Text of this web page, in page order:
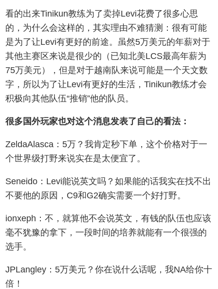
看的出来Tinikun教练为了卖掉Levi花费了很多心思
的，为什么会这样的，其实理由不难猜测：很有可能
是为了让Levi有更好的前途。虽然5万美元的年薪对于
其他主赛区来说是很少的（已知北美LCS最高年薪为
75万美元），但是对于越南队来说可能是一个天文数
字，所以为了让Levi有更好的生活，Tinikun教练才会
积极向其他队伍“推销”他的队员。
很多国外玩家也对这个消息发表了自己的看法：
ZeldaAlasca：5万？我肯定秒下单，这个价格对于一
个世界级打野来说实在是太便宜了。
Seneido：Levi能说英文吗？如果能的话我实在找不出
不要他的原因，C9和G2确实需要一个好打野。
ionxeph：不，就算他不会说英文，有钱的队伍也应该
毫不犹豫的拿下，一段时间的培养就能有一个很强的
选手。
JPLangley：5万美元？你在说什么话呢，我NA给你十
倍！